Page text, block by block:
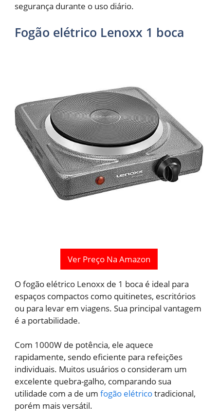
segurança durante o uso diário.
Fogão elétrico Lenoxx 1 boca
Ver Preço Na Amazon
O fogão elétrico Lenoxx de 1 boca é ideal para
espaços compactos como quitinetes, escritórios
ou para levar em viagens. Sua principal vantagem
é a portabilidade.
Com 1000W de potência, ele aquece
rapidamente, sendo eficiente para refeições
individuais. Muitos usuários o consideram um
excelente quebra-galho, comparando sua
utilidade com a de um fogão elétricotradicional,
porém mais versátil.